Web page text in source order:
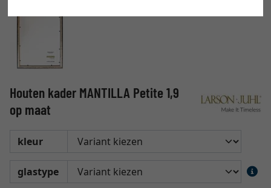
Houten kader MANTILLA Petite 1,9
op maat
kleur
glastype